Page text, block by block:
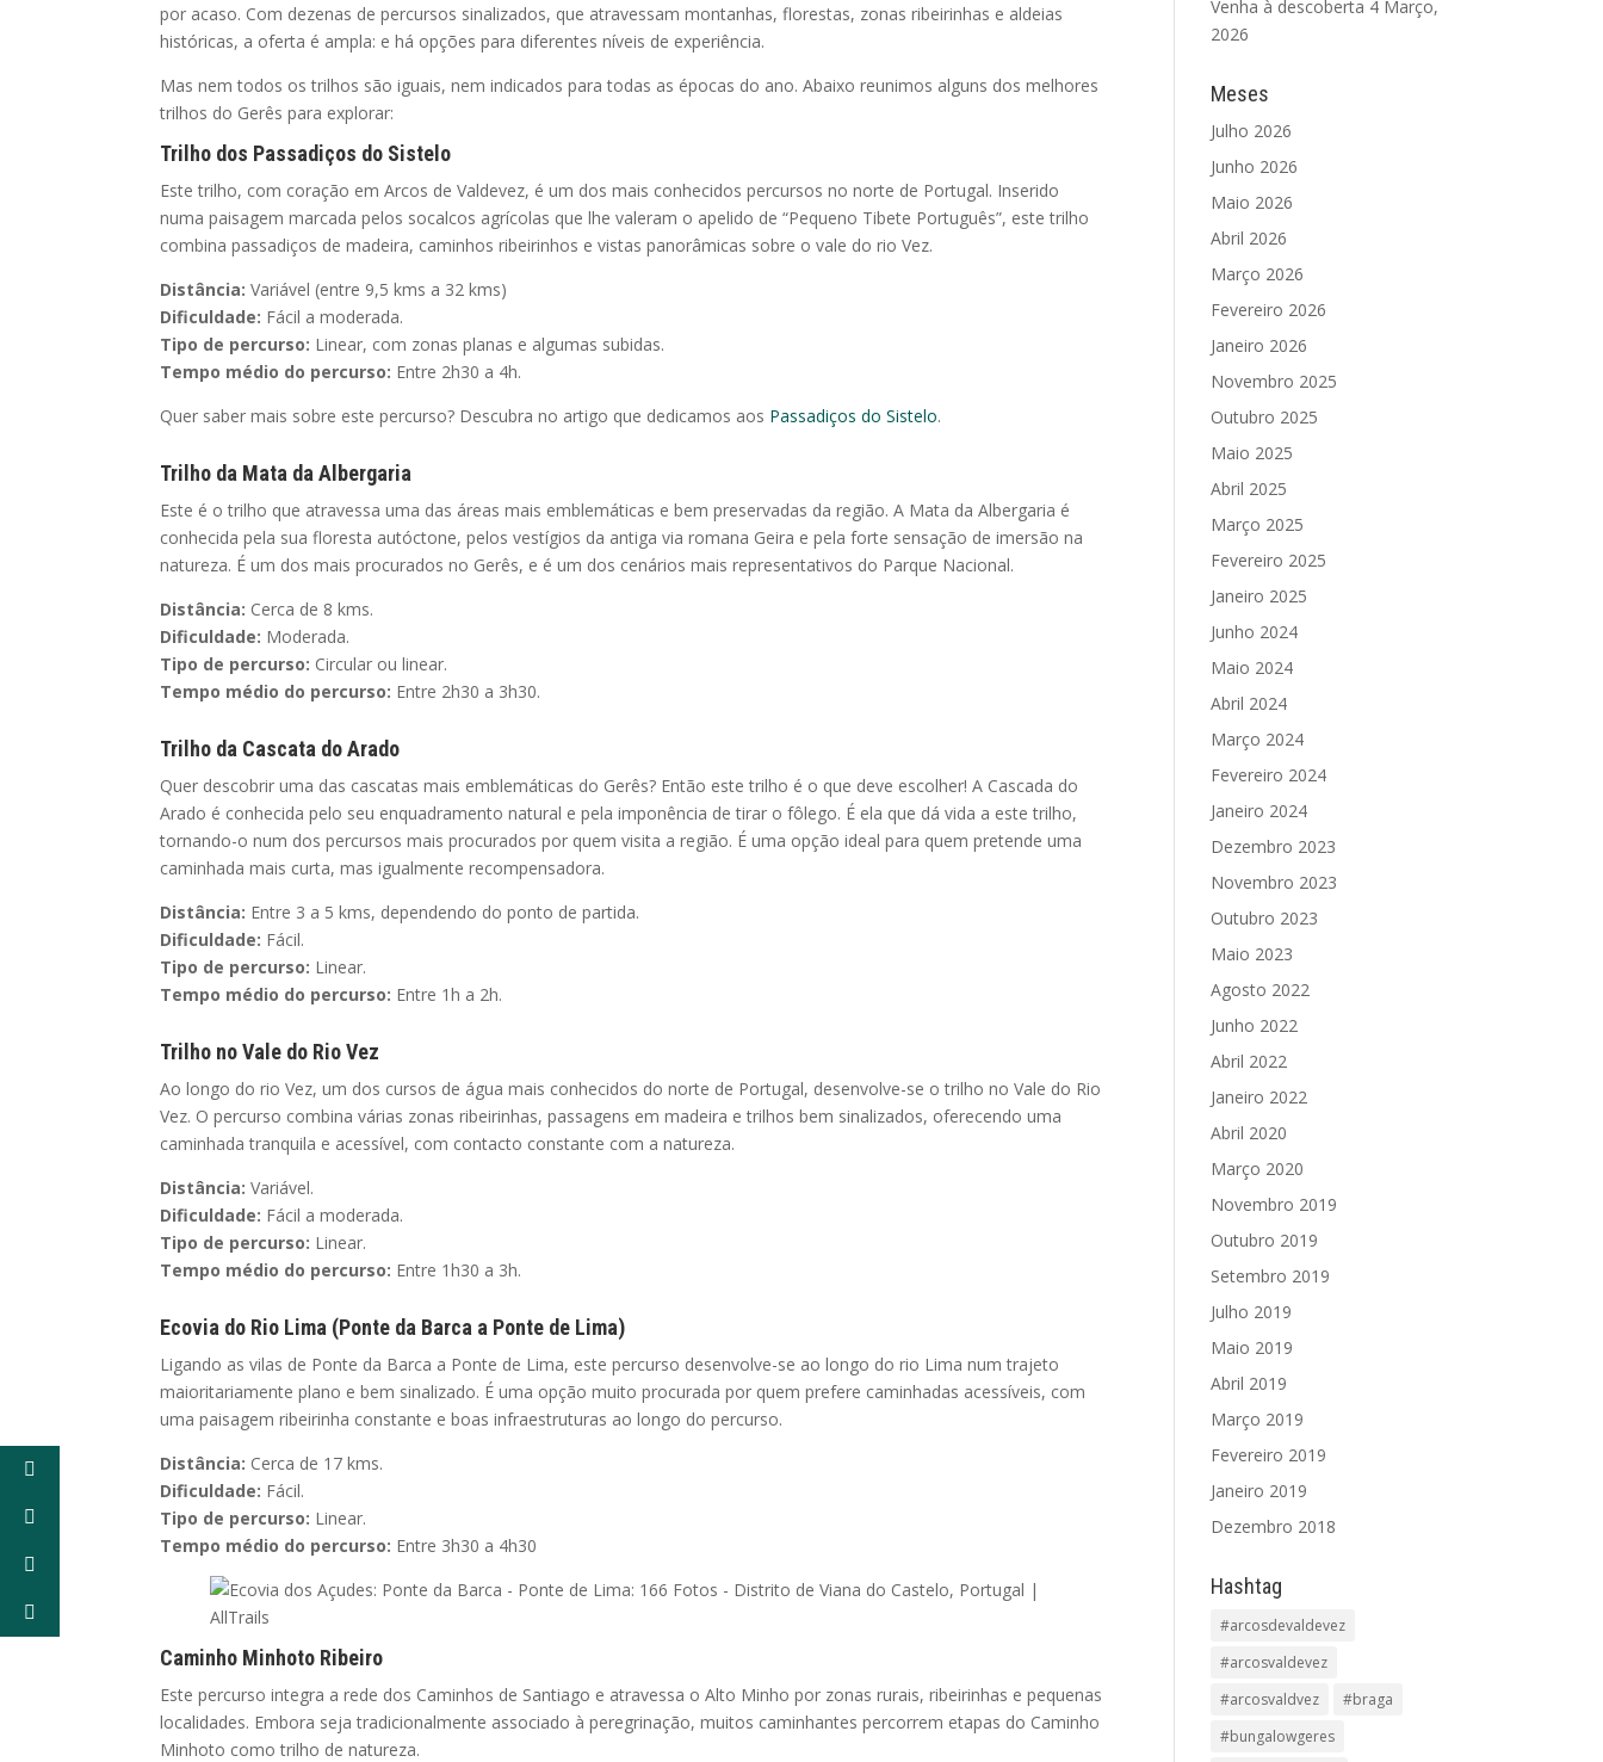
por acaso. Com dezenas de percursos sinalizados, que atravessam montanhas, florestas, zonas ribeirinhas e aldeias
históricas, a oferta é ampla: e há opções para diferentes níveis de experiência.
Mas nem todos os trilhos são iguais, nem indicados para todas as épocas do ano. Abaixo reunimos alguns dos melhores
trilhos do Gerês para explorar:
Trilho dos Passadiços do Sistelo
Este trilho, com coração em Arcos de Valdevez, é um dos mais conhecidos percursos no norte de Portugal. Inserido
numa paisagem marcada pelos socalcos agrícolas que lhe valeram o apelido de “Pequeno Tibete Português”, este trilho
combina passadiços de madeira, caminhos ribeirinhos e vistas panorâmicas sobre o vale do rio Vez.
Distância: Variável (entre 9,5 kms a 32 kms)
Dificuldade: Fácil a moderada.
Tipo de percurso: Linear, com zonas planas e algumas subidas.
Tempo médio do percurso: Entre 2h30 a 4h.
Quer saber mais sobre este percurso? Descubra no artigo que dedicamos aos Passadiços do Sistelo.
Trilho da Mata da Albergaria
Este é o trilho que atravessa uma das áreas mais emblemáticas e bem preservadas da região. A Mata da Albergaria é
conhecida pela sua floresta autóctone, pelos vestígios da antiga via romana Geira e pela forte sensação de imersão na
natureza. É um dos mais procurados no Gerês, e é um dos cenários mais representativos do Parque Nacional.
Distância: Cerca de 8 kms.
Dificuldade: Moderada.
Tipo de percurso: Circular ou linear.
Tempo médio do percurso: Entre 2h30 a 3h30.
Trilho da Cascata do Arado
Quer descobrir uma das cascatas mais emblemáticas do Gerês? Então este trilho é o que deve escolher! A Cascada do
Arado é conhecida pelo seu enquadramento natural e pela imponência de tirar o fôlego. É ela que dá vida a este trilho,
tornando-o num dos percursos mais procurados por quem visita a região. É uma opção ideal para quem pretende uma
caminhada mais curta, mas igualmente recompensadora.
Distância: Entre 3 a 5 kms, dependendo do ponto de partida.
Dificuldade: Fácil.
Tipo de percurso: Linear.
Tempo médio do percurso: Entre 1h a 2h.
Trilho no Vale do Rio Vez
Ao longo do rio Vez, um dos cursos de água mais conhecidos do norte de Portugal, desenvolve-se o trilho no Vale do Rio
Vez. O percurso combina várias zonas ribeirinhas, passagens em madeira e trilhos bem sinalizados, oferecendo uma
caminhada tranquila e acessível, com contacto constante com a natureza.
Distância: Variável.
Dificuldade: Fácil a moderada.
Tipo de percurso: Linear.
Tempo médio do percurso: Entre 1h30 a 3h.
Ecovia do Rio Lima (Ponte da Barca a Ponte de Lima)
Ligando as vilas de Ponte da Barca a Ponte de Lima, este percurso desenvolve-se ao longo do rio Lima num trajeto
maioritariamente plano e bem sinalizado. É uma opção muito procurada por quem prefere caminhadas acessíveis, com
uma paisagem ribeirinha constante e boas infraestruturas ao longo do percurso.
Distância: Cerca de 17 kms.
Dificuldade: Fácil.
Tipo de percurso: Linear.
Tempo médio do percurso: Entre 3h30 a 4h30
Caminho Minhoto Ribeiro
Este percurso integra a rede dos Caminhos de Santiago e atravessa o Alto Minho por zonas rurais, ribeirinhas e pequenas
localidades. Embora seja tradicionalmente associado à peregrinação, muitos caminhantes percorrem etapas do Caminho
Minhoto como trilho de natureza.
Venha à descoberta 4 Março,
2026
Meses
Julho 2026
Junho 2026
Maio 2026
Abril 2026
Março 2026
Fevereiro 2026
Janeiro 2026
Novembro 2025
Outubro 2025
Maio 2025
Abril 2025
Março 2025
Fevereiro 2025
Janeiro 2025
Junho 2024
Maio 2024
Abril 2024
Março 2024
Fevereiro 2024
Janeiro 2024
Dezembro 2023
Novembro 2023
Outubro 2023
Maio 2023
Agosto 2022
Junho 2022
Abril 2022
Janeiro 2022
Abril 2020
Março 2020
Novembro 2019
Outubro 2019
Setembro 2019
Julho 2019
Maio 2019
Abril 2019
Março 2019
Fevereiro 2019
Janeiro 2019
Dezembro 2018
Hashtag
#arcosdevaldevez
#arcosvaldevez
#arcosvaldvez
#braga
#bungalowgeres